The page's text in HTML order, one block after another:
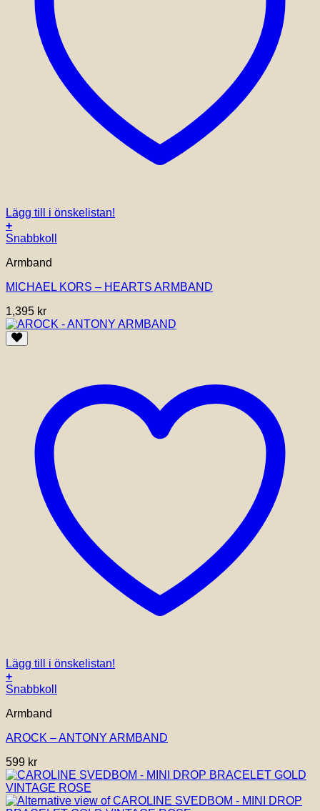
Lägg till i önskelistan!
+
Snabbkoll
Armband
MICHAEL KORS – HEARTS ARMBAND
1,395 kr
Lägg till i önskelistan!
+
Snabbkoll
Armband
AROCK – ANTONY ARMBAND
599 kr